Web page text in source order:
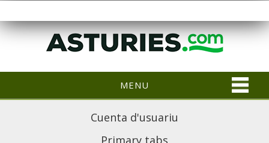
MENU
Cuenta d'usuariu
Primary tabs